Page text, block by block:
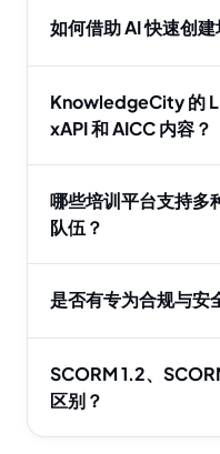
如何借助 AI 快速创
KnowledgeCity 的
xAPI 和 AICC 内容？
哪些培训平台支持多
队伍？
是否有专为合规与安
SCORM 1.2、
区别？